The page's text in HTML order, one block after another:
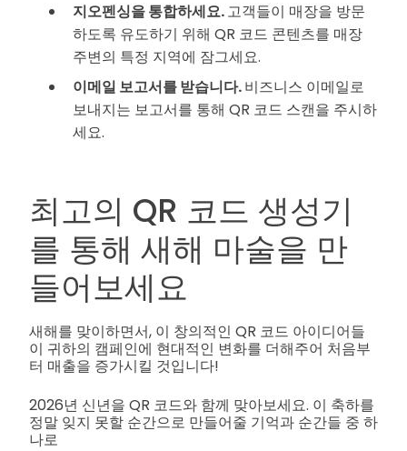
지오펜싱을 통합하세요.고객들이 매장을 방문
하도록 유도하기 위해 QR 코드 콘텐츠를 매장
주변의 특정 지역에 잠그세요.
이메일 보고서를 받습니다.비즈니스 이메일로
보내지는 보고서를 통해 QR 코드 스캔을 주시하
세요.
최고의 QR 코드 생성기
를 통해 새해 마술을 만
들어보세요
새해를 맞이하면서, 이 창의적인 QR 코드 아이디어들
이 귀하의 캠페인에 현대적인 변화를 더해주어 처음부
터 매출을 증가시킬 것입니다!
2026년 신년을 QR 코드와 함께 맞아보세요. 이 축하를
정말 잊지 못할 순간으로 만들어줄 기억과 순간들 중 하
나로